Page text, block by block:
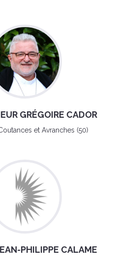
GRÉGOIRE CADOR
et Avranches (50)
PHILIPPE CALAME